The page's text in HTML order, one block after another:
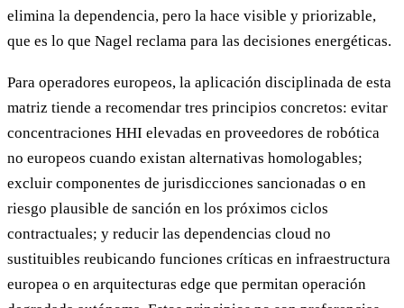
elimina la dependencia, pero la hace visible y priorizable,
que es lo que Nagel reclama para las decisiones energéticas.
Para operadores europeos, la aplicación disciplinada de esta
matriz tiende a recomendar tres principios concretos: evitar
concentraciones HHI elevadas en proveedores de robótica
no europeos cuando existan alternativas homologables;
excluir componentes de jurisdicciones sancionadas o en
riesgo plausible de sanción en los próximos ciclos
contractuales; y reducir las dependencias cloud no
sustituibles reubicando funciones críticas en infraestructura
europea o en arquitecturas edge que permitan operación